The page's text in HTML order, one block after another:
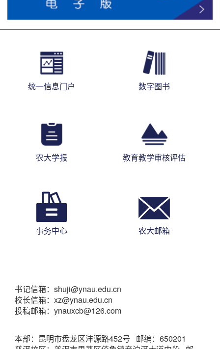
统一信息门户 数字图书
农大学报 教育教学审核评估
事务中心 农大邮箱
书记信箱：shuji@ynau.edu.cn
校长信箱：xz@ynau.edu.cn
投稿邮箱：ynauxcb@126.com
本部：昆明市盘龙区沣源路452号 邮编：650201